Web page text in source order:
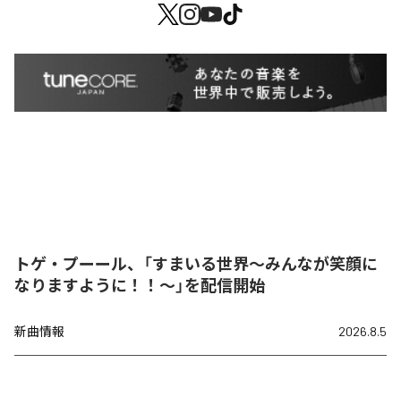
トゲ・プーール、「すまいる世界〜みんなが笑顔に
なりますように！！〜」を配信開始
新曲情報 2026.8.5